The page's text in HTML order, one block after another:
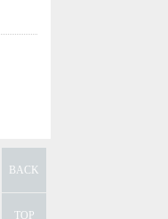
BACK
TOP